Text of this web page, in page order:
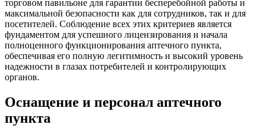
торговом павильоне для гарантии бесперебойной работы и
максимальной безопасности как для сотрудников, так и для
посетителей. Соблюдение всех этих критериев является
фундаментом для успешного лицензирования и начала
полноценного функционирования аптечного пункта,
обеспечивая его полную легитимность и высокий уровень
надежности в глазах потребителей и контролирующих
органов.
Оснащение и персонал аптечного
пункта